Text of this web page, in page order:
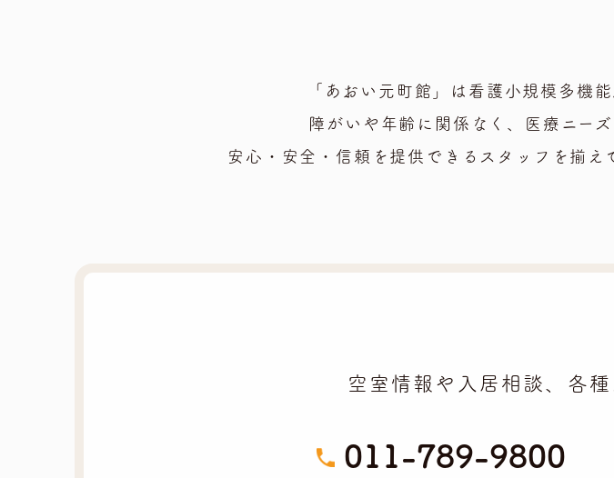
「あおい元町館」は看護小規模多機
障がいや年齢に関係なく、医療ニー
安心・安全・信頼を提供できるスタッフを揃え
空室情報や入居相談、各
011-789-9800